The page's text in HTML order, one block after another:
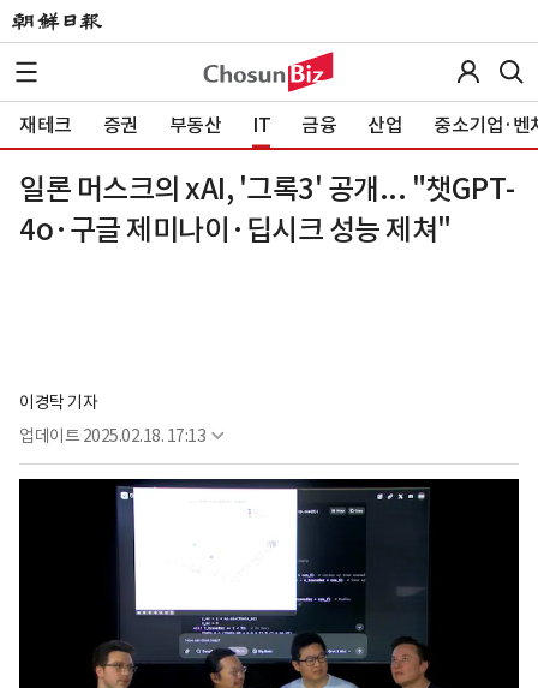
재테크 증권 부동산 IT 금융 산업 중소기업·벤
일론 머스크의 xAI, '그록3' 공개... "챗GPT-
4o·구글 제미나이·딥시크 성능 제쳐"
이경탁 기자
업데이트 2025.02.18. 17:13